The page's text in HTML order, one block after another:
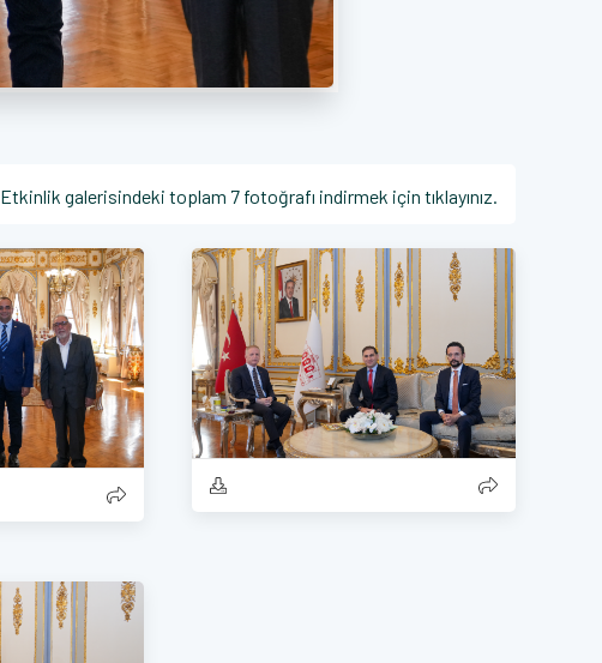
Etkinlik galerisindeki toplam 7 fotoğrafı indirmek için tıklayınız.